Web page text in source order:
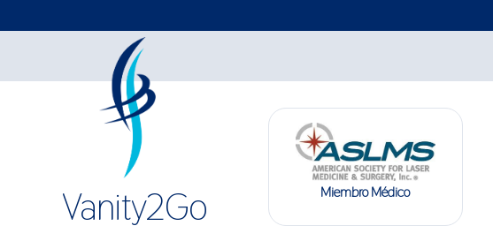
Vanity2Go Miembro Médico